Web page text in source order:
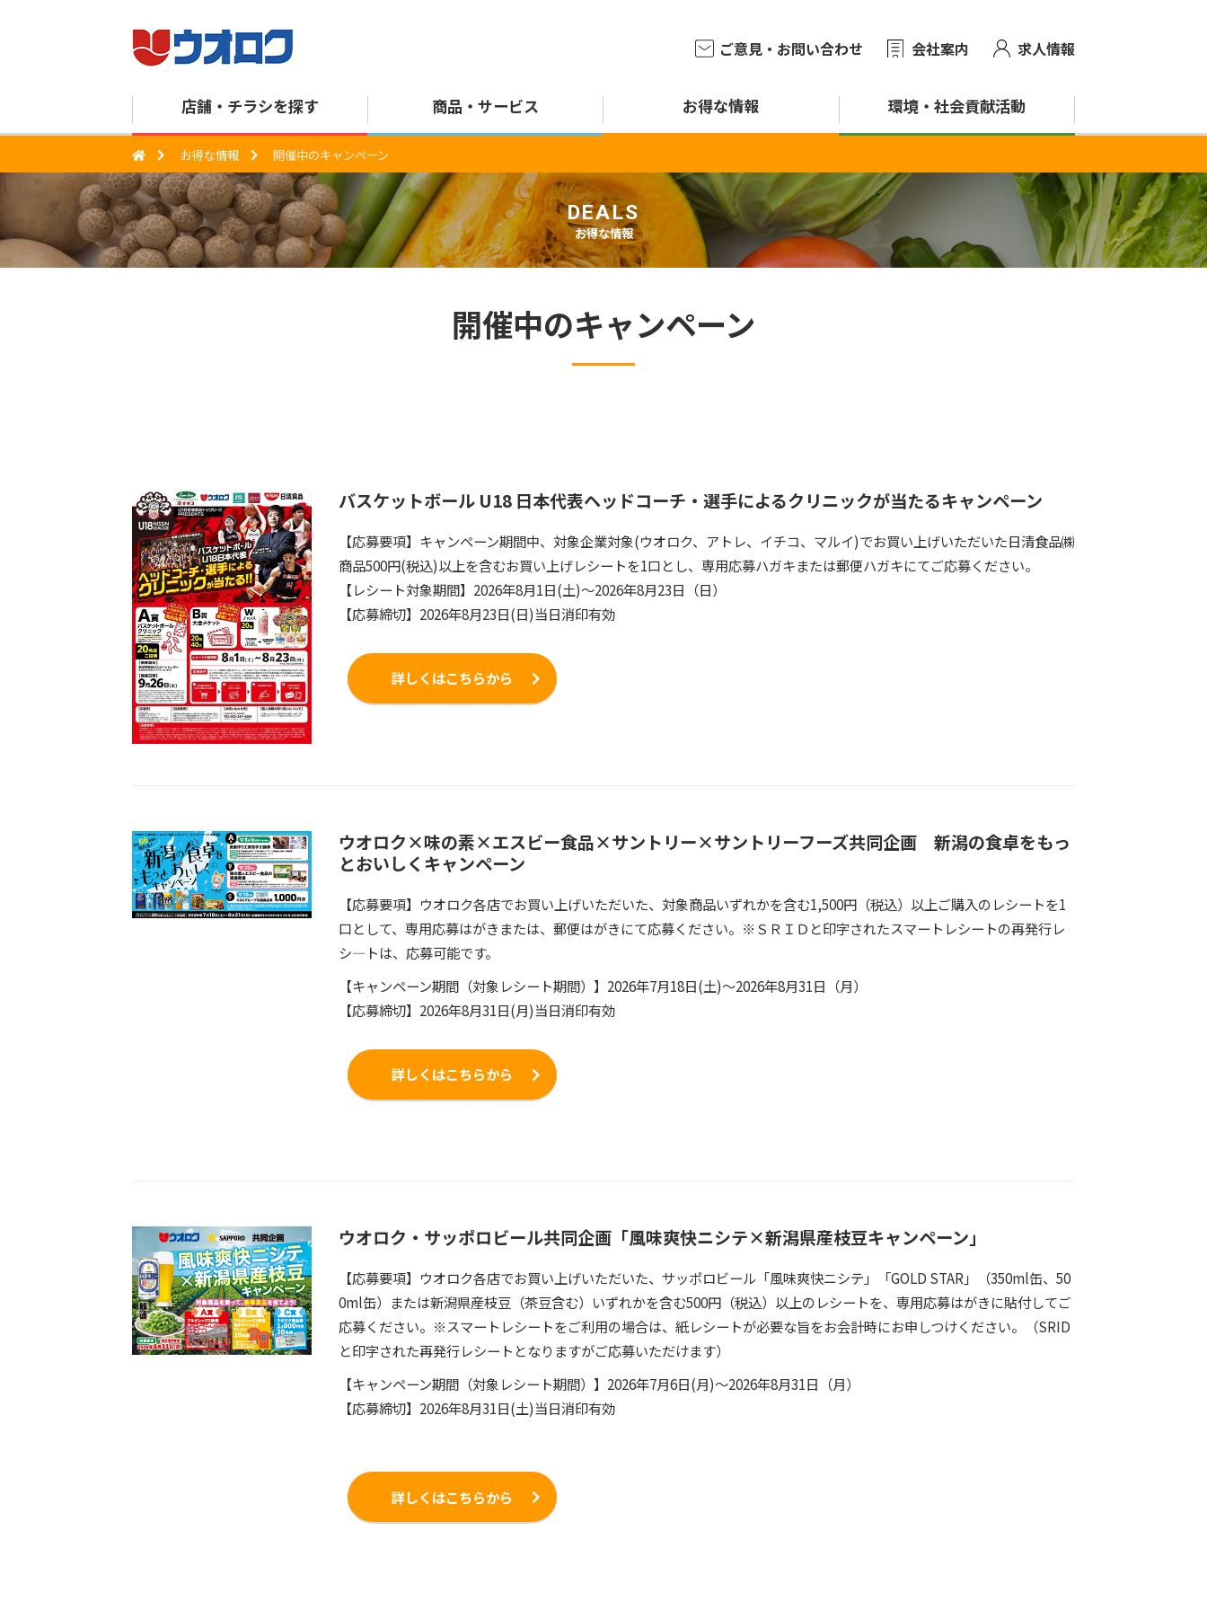
店舗・ チラシを探す 商品・ サービス お得な情報 環境・ 社会貢献活動
ご意見・ お問い合わせ 会社案内 求人情報
お得な情報 開催中のキャンペーン
DEALS
お得な情報
開催中のキャンペーン
バスケットボール U18 日本代表ヘッドコーチ・選手によるクリニックが当たるキャンペーン
【応募要項】キャンペーン期間中、対象企業対象(ウオロク、アトレ、イチコ、マルイ)でお買い上げいただいた日清食品㈱
商品500円(税込)以上を含むお買い上げレシートを1口とし、専用応募ハガキまたは郵便ハガキにてご応募ください。
【レシート対象期間】2026年8月1日(土)～2026年8月23日（日）
【応募締切】2026年8月23日(日)当日消印有効
詳しくはこちらから
ウオロク×味の素×エスビー食品×サントリー×サントリーフーズ共同企画 新潟の食卓をもっ
とおいしくキャンペーン
【応募要項】ウオロク各店でお買い上げいただいた、対象商品いずれかを含む1,500円（税込）以上ご購入のレシートを1
口として、専用応募はがきまたは、郵便はがきにて応募ください。※ＳＲＩＤと印字されたスマートレシートの再発行レ
シ―トは、応募可能です。
【キャンペーン期間（対象レシート期間）】2026年7月18日(土)～2026年8月31日（月）
【応募締切】2026年8月31日(月)当日消印有効
詳しくはこちらから
ウオロク・サッポロビール共同企画「風味爽快ニシテ×新潟県産枝豆キャンペーン」
【応募要項】ウオロク各店でお買い上げいただいた、サッポロビール「風味爽快ニシテ」「GOLD STAR」（350ml缶、50
0ml缶）または新潟県産枝豆（茶豆含む）いずれかを含む500円（税込）以上のレシートを、専用応募はがきに貼付してご
応募ください。※スマートレシートをご利用の場合は、紙レシートが必要な旨をお会計時にお申しつけください。（SRID
と印字された再発行レシートとなりますがご応募いただけます）
【キャンペーン期間（対象レシート期間）】2026年7月6日(月)～2026年8月31日（月）
【応募締切】2026年8月31日(土)当日消印有効
詳しくはこちらから